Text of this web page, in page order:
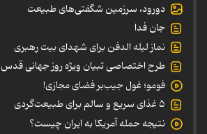
دورود، سرزمین شگفتی‌های طبیعت
جان فدا
نماز لیله الدفن برای شهدای بیت رهبری
طرح اختصاصی تبیان ویژه روز جهانی قدس
فومو؛ غول جیب‌بر فضای مجازی!
۵ غذای سریع و سالم برای طبیعت‌گردی
نتیجه حمله آمریکا به ایران چیست؟